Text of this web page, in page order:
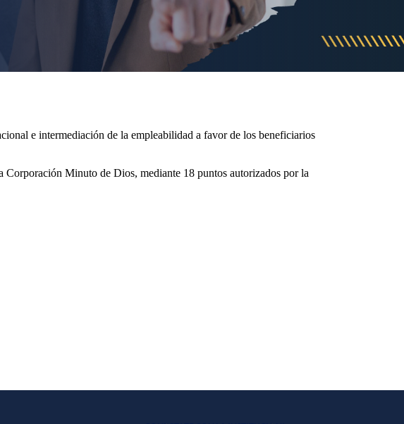
e intermediación de la empleabilidad a favor de los beneficiarios
Minuto de Dios, mediante 18 puntos autorizados por la